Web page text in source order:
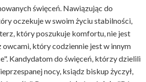
święceń. Nawiązując do
oczekuje w swoim życiu stabilności,
który poszukuje komfortu, nie jest
który codziennie jest w innym
Kandydatom do święceń, którzy dzielili
nocy, ksiądz biskup życzył,